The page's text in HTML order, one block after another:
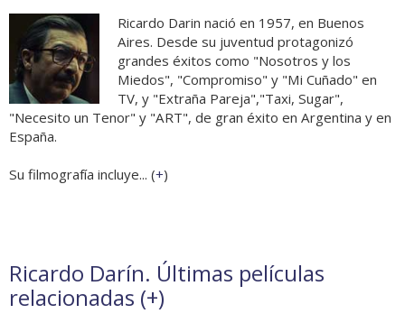
Ricardo Darin nació en 1957, en Buenos
Aires. Desde su juventud protagonizó
grandes éxitos como "Nosotros y los
Miedos", "Compromiso" y "Mi Cuñado" en
TV, y "Extraña Pareja","Taxi, Sugar",
"Necesito un Tenor" y "ART", de gran éxito en Argentina y en
España.
Su filmografía incluye... (+)
Ricardo Darín. Últimas películas
relacionadas (+)